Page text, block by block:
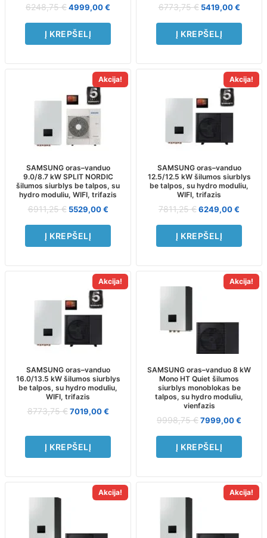
6248,75€4999,00€
Į KREPŠELĮ
6773,75€ 5419,00€
Į KREPŠELĮ
Akcija!
SAMSUNG oras–vanduo
9.0/8.7 kW SPLIT NORDIC
šilumos siurblys be talpos, su
hydro moduliu, WIFI, trifazis
6911,25€ 5529,00€
Į KREPŠELĮ
Akcija!
SAMSUNG oras–vanduo
12.5/12.5 kW šilumos siurblys
be talpos, su hydro moduliu,
WIFI, trifazis
7811,25€6249,00€
Į KREPŠELĮ
Akcija!
SAMSUNG oras–vanduo
16.0/13.5 kW šilumos siurblys
be talpos, su hydro moduliu,
WIFI, trifazis
8773,75€ 7019,00€
Į KREPŠELĮ
Akcija!
SAMSUNG oras–vanduo 8 kW
Mono HT Quiet šilumos
siurblys monoblokas be
talpos, su hydro moduliu,
vienfazis
9998,75€7999,00€
Į KREPŠELĮ
Akcija! Akcija!